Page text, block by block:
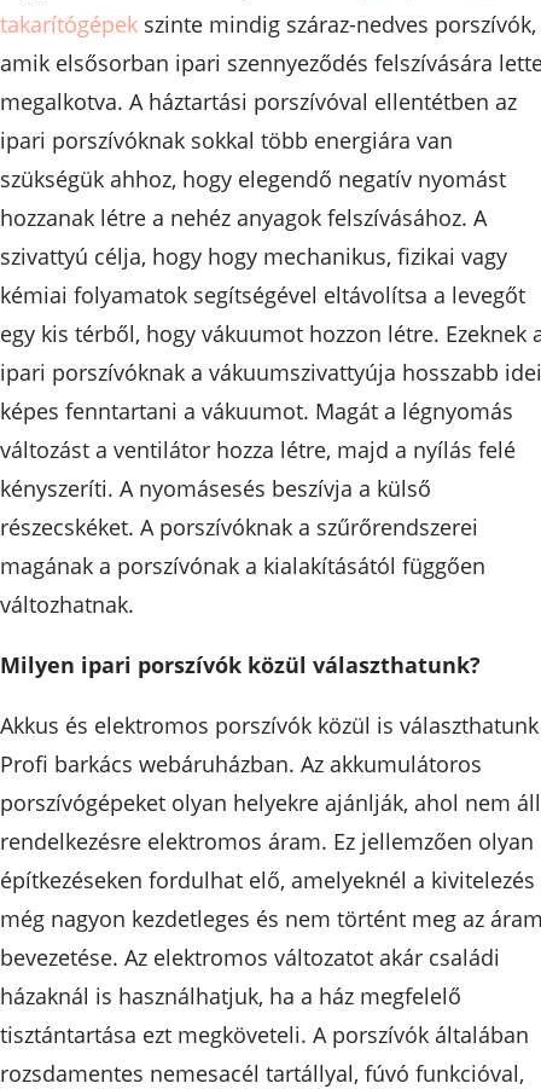
takarítógépek szinte mindig száraz-nedves porszívók,
amik elsősorban ipari szennyeződés felszívására
megalkotva. A háztartási porszívóval ellentétben az
ipari porszívóknak sokkal több energiára van
szükségük ahhoz, hogy elegendő negatív nyomást
hozzanak létre a nehéz anyagok felszívásához. A
szivattyú célja, hogy hogy mechanikus, fizikai vagy
kémiai folyamatok segítségével eltávolítsa a levegőt
egy kis térből, hogy vákuumot hozzon létre. Ezeknek
ipari porszívóknak a vákuumszivattyúja hosszabb
képes fenntartani a vákuumot. Magát a légnyomás
változást a ventilátor hozza létre, majd a nyílás felé
kényszeríti. A nyomásesés beszívja a külső
részecskéket. A porszívóknak a szűrőrendszerei
magának a porszívónak a kialakításától függően
változhatnak.
Milyen ipari porszívók közül választhatunk?
Akkus és elektromos porszívók közül is
Profi barkács webáruházban. Az akkumulátoros
porszívógépeket olyan helyekre ajánlják, ahol nem áll
rendelkezésre elektromos áram. Ez jellemzően olyan
építkezéseken fordulhat elő, amelyeknél a kivitelezés
még nagyon kezdetleges és nem történt meg az
bevezetése. Az elektromos változatot akár családi
házaknál is használhatjuk, ha a ház megfelelő
tisztántartása ezt megköveteli. A porszívók általában
rozsdamentes nemesacél tartállyal, fúvó funkcióval,